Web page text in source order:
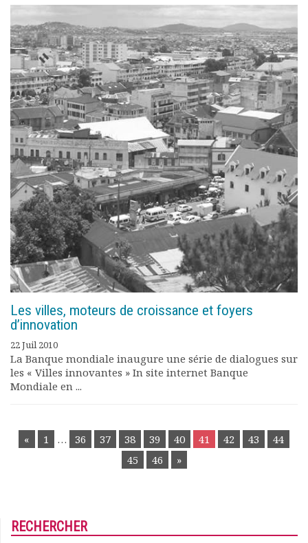
Les villes, moteurs de croissance et foyers
d’innovation
22 Juil 2010
La Banque mondiale inaugure une série de dialogues sur
les « Villes innovantes » In site internet Banque
Mondiale en ...
POSTS
NAVIGATION
« 1 … 36 37 38 39 40 41 42 43
44
45
46 »
RECHERCHER